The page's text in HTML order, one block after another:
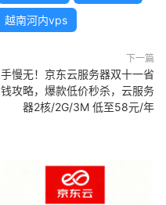
越南河内vps
下一篇
手慢无！京东云服务器双十一省
钱攻略，爆款低价秒杀，云服务
器2核/2G/3M 低至58元/年